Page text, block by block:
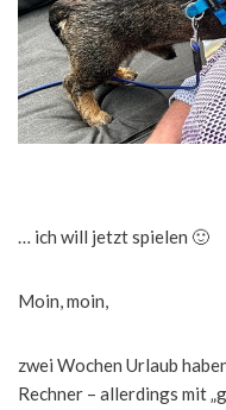
… ich will jetzt spielen 🙂
Moin, moin,
zwei Wochen Urlaub
Rechner – allerdings mit